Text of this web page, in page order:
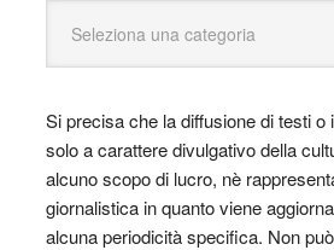
Si precisa che la diffusione di testi o
solo a carattere divulgativo della
alcuno scopo di lucro, nè
giornalistica in quanto viene
alcuna periodicità specifica. Non